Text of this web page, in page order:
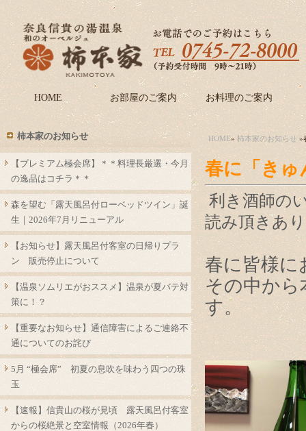
HOME お部屋のご案内 お料理のご案内
HOME»柿本家のお知らせ »
春に「きゅ
利き酒師の
読み頂きあ
春に皆様に
その中から
す。
柿本家のお知らせ
【プレミアム極会席】＊＊料理長厳選・今月
の逸品はコチラ＊＊
森を望む「露天風呂付ローベッドツイン」誕
生｜2026年7月リニューアル
【お知らせ】露天風呂付客室の日帰りプラ
ン 販売停止について
【温泉ソムリエがおススメ】温泉が夏バテ対
策に！？
【重要なお知らせ】通信障害によるご連絡不
通についてのお詫び
5月 “極会席” 初夏の息吹を味わう四つの珠
玉
【速報】信貴山の桜が見頃 露天風呂付客室
からの桜絶景と空室情報（2026年春）